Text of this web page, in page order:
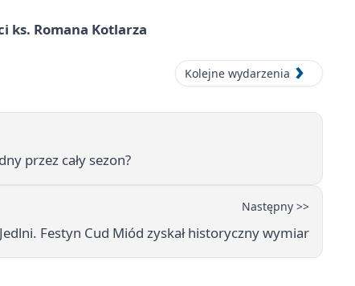
ks. Romana Kotlarza
Kolejne wydarzenia
przez cały sezon?
Następny >>
Festyn Cud Miód zyskał historyczny wymiar